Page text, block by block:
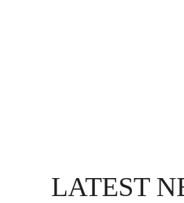
LATEST